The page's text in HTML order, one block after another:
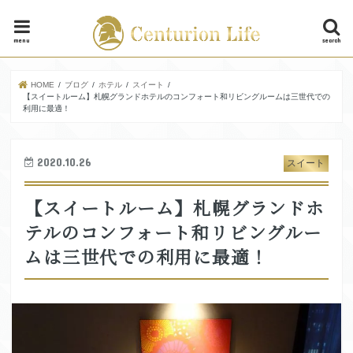
search
menu
HOME ブログ ホテル
スイート
【スイートルーム】札幌グランドホテルのコンフォート和リビングルームは三世代での
利用に最適！
スイート
2020.10.26
【スイートルーム】札幌グランドホ
テルのコンフォート和リビングルー
ムは三世代での利用に最適！